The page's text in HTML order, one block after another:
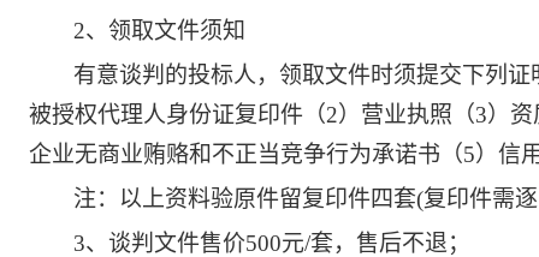
2、领取文件须知
有意谈判的投标人，领取文件时须提交下列证
被授权代理人身份证复印件（2）营业执照（3）
企业无商业贿赂和不正当竞争行为承诺书（5）信
注：以上资料验原件留复印件四套(复印件需
3、谈判文件售价500元/套，售后不退；